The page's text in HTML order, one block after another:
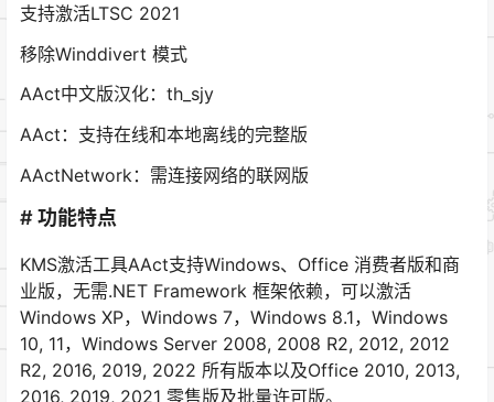
支持激活LTSC 2021
移除Winddivert 模式
AAct中文版汉化：th_sjy
AAct：支持在线和本地离线的完整版
AActNetwork：需连接网络的联网版
# 功能特点
KMS激活工具AAct支持Windows、Office 消费者版和商
业版，无需.NET Framework 框架依赖，可以激活
Windows XP，Windows 7，Windows 8.1，Windows
10, 11，Windows Server 2008, 2008 R2, 2012, 2012
R2, 2016, 2019, 2022 所有版本以及Office 2010, 2013,
2016, 2019, 2021 零售版及批量许可版。